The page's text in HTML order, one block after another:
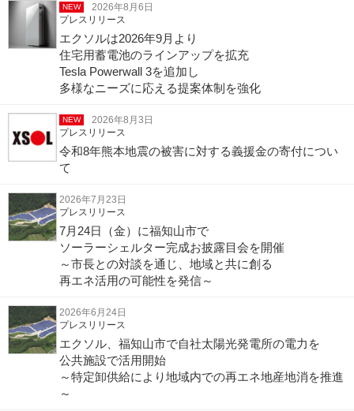
NEW
2026年8月6日
プレスリリース
エクソルは2026年9月より
住宅用蓄電池のラインアップを拡充
Tesla Powerwall 3を追加し
多様なニーズに応える提案体制を強化
NEW
2026年8月3日
プレスリリース
令和8年熊本地震の被害に対する義援金の寄付につい
て
2026年7月23日
プレスリリース
7月24日（金）に福知山市で
ソーラーシェルター完成お披露目会を開催
～市長との対談を通じ、地域と共に創る
再エネ活用の可能性を発信～
2026年6月24日
プレスリリース
エクソル、福知山市で自社太陽光発電所の電力を
公共施設で活用開始
～特定卸供給により地域内での再エネ地産地消を推進
～